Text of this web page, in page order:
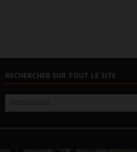
RECHERCHER SUR TOUT LE SITE